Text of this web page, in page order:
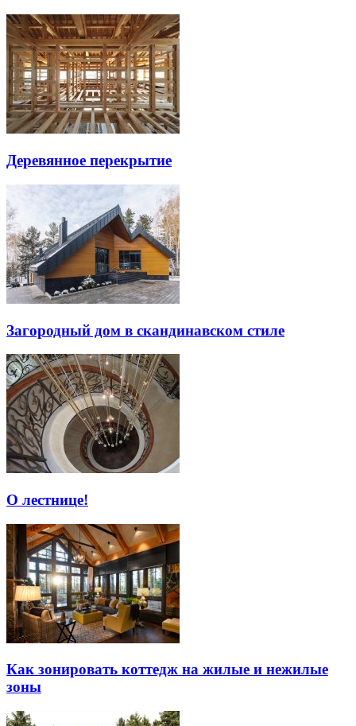
Деревянное перекрытие
Загородный дом в скандинавском стиле
О лестнице!
Как зонировать коттедж на жилые и нежилые
зоны